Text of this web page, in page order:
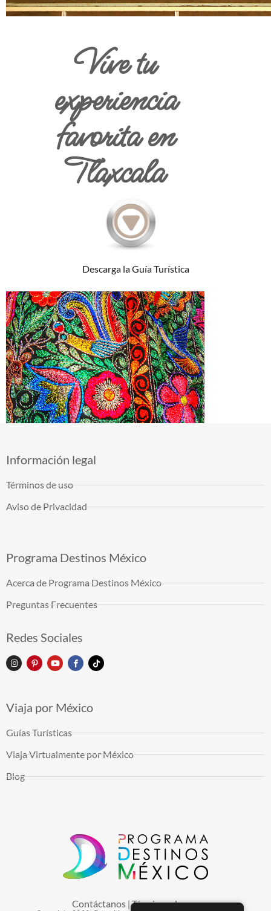
Vive tu
experiencia
favorita en
Tlaxcala
Descarga la Guía Turística
Información legal
Términos de uso
Aviso de Privacidad
Programa Destinos México
Acerca de Programa Destinos México
Preguntas Frecuentes
Redes Sociales
Viaja por México
Guías Turísticas
Viaja Virtualmente por México
Blog
Contáctanos |Términos de uso